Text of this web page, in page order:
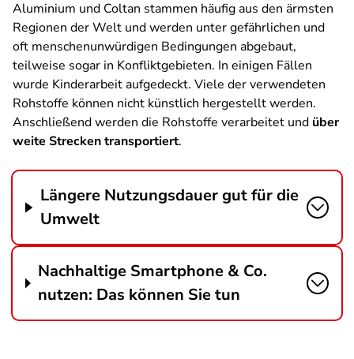
Aluminium und Coltan stammen häufig aus den ärmsten
Regionen der Welt und werden unter gefährlichen und
oft menschenunwürdigen Bedingungen abgebaut,
teilweise sogar in Konfliktgebieten. In einigen Fällen
wurde Kinderarbeit aufgedeckt. Viele der verwendeten
Rohstoffe können nicht künstlich hergestellt werden.
Anschließend werden die Rohstoffe verarbeitet und über
weite Strecken transportiert.
Längere Nutzungsdauer gut für die
Umwelt
Nachhaltige Smartphone & Co.
nutzen: Das können Sie tun